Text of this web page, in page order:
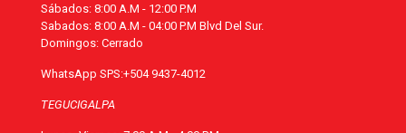
Sábados: 8:00 A.M - 12:00 P.M
Sabados: 8:00 A.M - 04:00 P.M Blvd Del Sur.
Domingos: Cerrado
WhatsApp SPS:+504 9437-4012
TEGUCIGALPA